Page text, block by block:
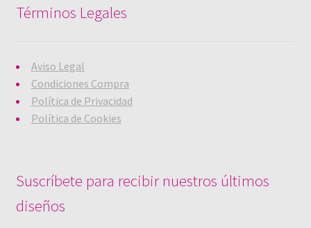
Términos Legales
Aviso Legal
Condiciones Compra
Política de Privacidad
Política de Cookies
Suscríbete para recibir nuestros últimos
diseños